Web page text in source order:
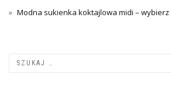
Modna sukienka koktajlowa midi – wybierz